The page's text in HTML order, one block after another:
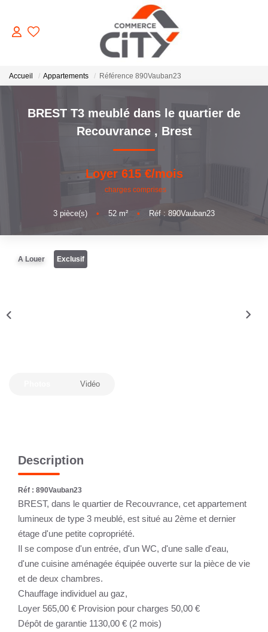
ACHETER
VENDRE
LOUER
ESTIMER
Accueil Appartements Référence 890Vauban23
BREST T3 meublé dans le quartier de
Recouvrance , Brest
Loyer 615 €/mois
charges comprises
3 pièce(s) • 52 m² • Réf : 890Vauban23
A Louer Exclusif
Vidéo
Description
Réf : 890Vauban23
BREST, dans le quartier de Recouvrance, cet appartement
lumineux de type 3 meublé, est situé au 2ème et dernier
étage d'une petite copropriété.
Il se compose d'un entrée, d'un WC, d'une salle d'eau,
d'une cuisine aménagée équipée ouverte sur la pièce de vie
et de deux chambres.
Chauffage individuel au gaz,
Loyer 565,00 € Provision pour charges 50,00 €
Dépôt de garantie 1130,00 € (2 mois)